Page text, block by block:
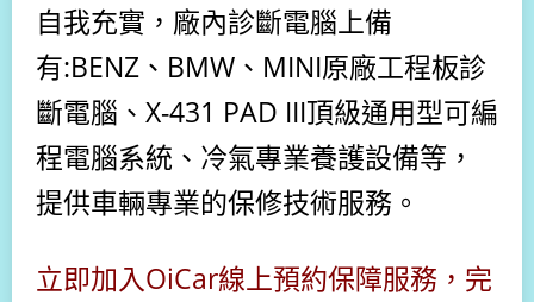
自我充實，廠內診斷電腦上備
有:BENZ、BMW、MINI原廠工程板診
斷電腦、X-431 PAD III頂級通用型可編
程電腦系統、冷氣專業養護設備等，
提供車輛專業的保修技術服務。
立即加入OiCar線上預約保障服務，完